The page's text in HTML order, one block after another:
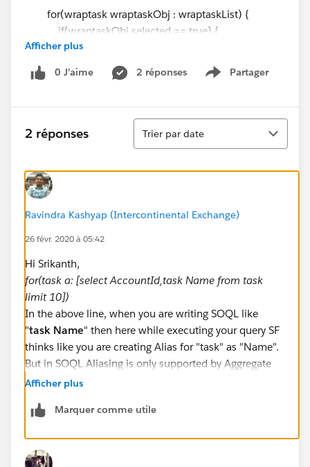
for(wraptask wraptaskObj : wraptaskList) {
if(wraptaskObj.selected == true) {
selectedtasks.add(wraptaskObj.acc);
}
}
public task acc {get; set;}
public Boolean selected {get; set;}
public wraptask(task a) {
acc = a;
selected = false;
}
}
}
Afficher plus
0 J’aime 2 réponses Partager
Show menu
2 réponses
Tri
Trier par date
Ravindra Kashyap (Intercontinental Exchange)
26 févr. 2020 à 05:42
Hi Srikanth,
for(task a: [select AccountId,task Name from task
limit 10])
In the above line, when you are writing SOQL like
"task Name" then here while executing your query SF
thinks like you are creating Alias for "task" as "Name".
But in SOQL Aliasing is only supported by Aggregate
method/values.
then it will work. Please try the below code and let me
Afficher plus
Marquer comme utile